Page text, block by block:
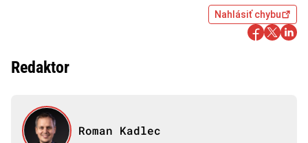
Nahlásiť chybu
Redaktor
Roman Kadlec